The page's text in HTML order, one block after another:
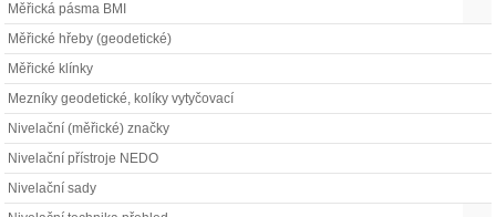
Měřická pásma BMI
Měřické hřeby (geodetické)
Měřické klínky
Mezníky geodetické, kolíky vytyčovací
Nivelační (měřické) značky
Nivelační přístroje NEDO
Nivelační sady